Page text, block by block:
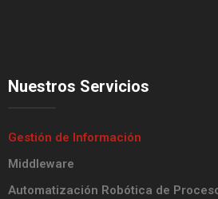
Nuestros Servicios
Gestión de Información
Middleware
Automatización Robótica de